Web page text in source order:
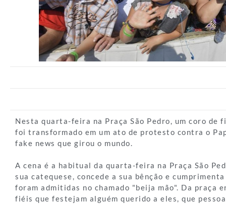
Nesta quarta-feira na Praça São Pedro, um coro de
foi transformado em um ato de protesto contra o
fake news que girou o mundo.
A cena é a habitual da quarta-feira na Praça São
sua catequese, concede a sua bênção e
foram admitidas no chamado "beija mão". Da praça
fiéis que festejam alguém querido a eles, que